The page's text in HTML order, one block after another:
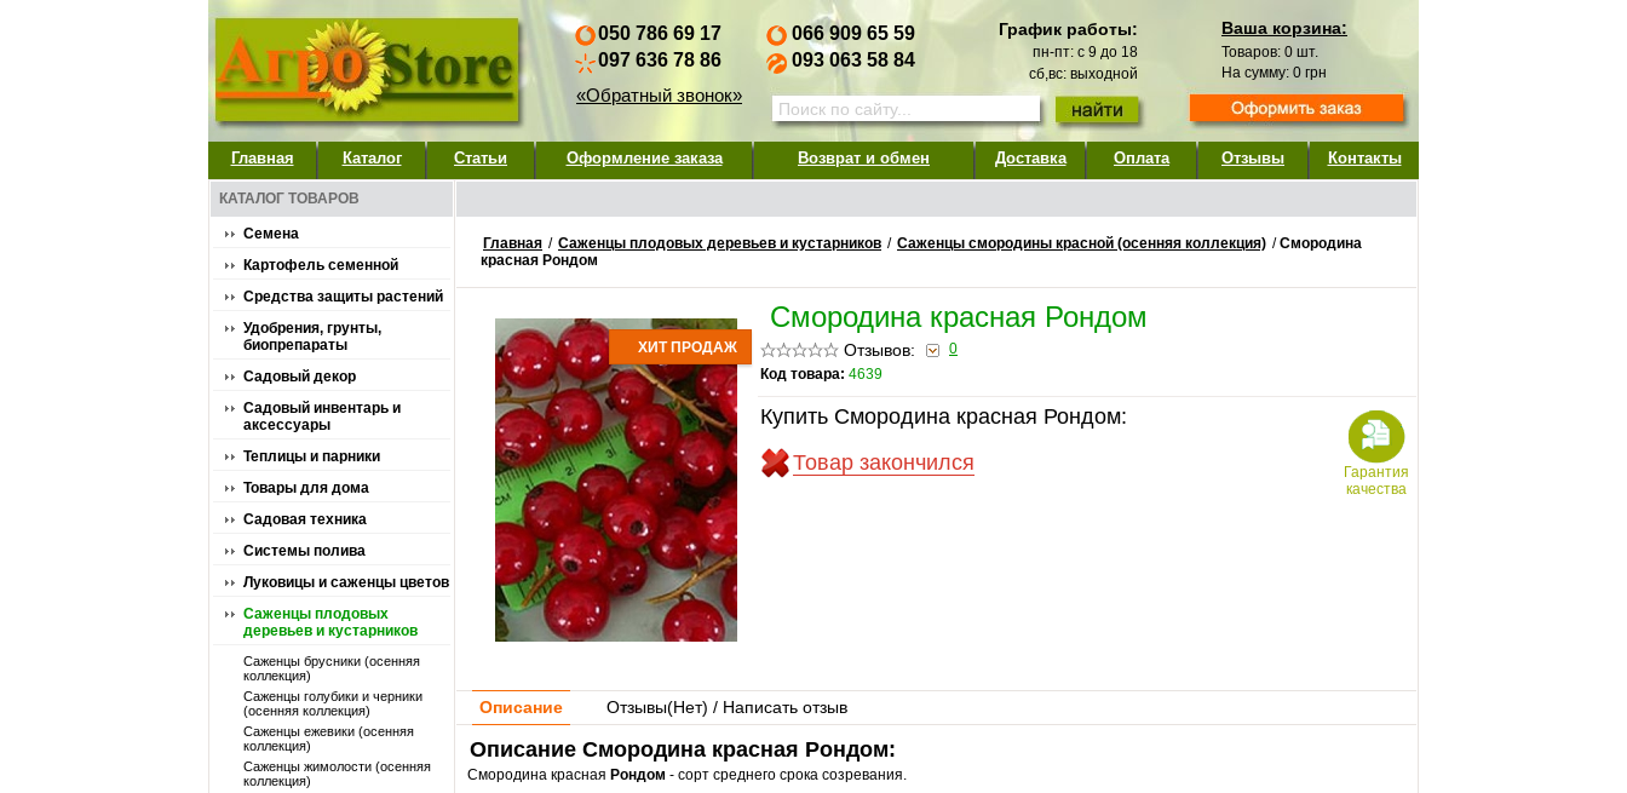
050 786 69 17
097 636 78 86
«Обратный звонок»
066 909 65 59
093 063 58 84
График работы:
пн-пт: с 9 до 18
сб,вс: выходной
Ваша корзина:
Товаров: 0 шт.
На сумму: 0 грн
Главная Каталог Статьи Оформление заказа Возврат и обмен Доставка Оплата Отзывы Контакты
КАТАЛОГ ТОВАРОВ
Семена
Картофель семенной
Средства защиты растений
Удобрения, грунты,
биопрепараты
Садовый декор
Садовый инвентарь и
аксессуары
Теплицы и парники
Товары для дома
Садовая техника
Системы полива
Луковицы и саженцы цветов
Саженцы плодовых
деревьев и кустарников
Саженцы брусники (осенняя
коллекция)
Саженцы голубики и черники
(осенняя коллекция)
Саженцы ежевики (осенняя
коллекция)
Саженцы жимолости (осенняя
коллекция)
Главная / Саженцы плодовых деревьев и кустарников / Саженцы смородины красной (осенняя коллекция) /Смородина
красная Рондом
ХИТ ПРОДАЖ
Смородина красная Рондом
Отзывов:
0
Код товара: 4639
Купить Смородина красная Рондом:
Товар закончился
Гарантия
качества
Описание Отзывы(Нет) / Написать отзыв
Описание Смородина красная Рондом:
Смородина красная Рондом - сорт среднего срока созревания.